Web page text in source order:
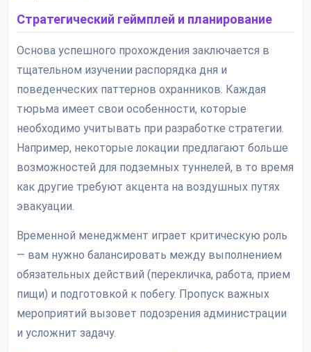
Стратегический геймплей и планирование
Основа успешного прохождения заключается в
тщательном изучении распорядка дня и
поведенческих паттернов охранников. Каждая
тюрьма имеет свои особенности, которые
необходимо учитывать при разработке стратегии.
Например, некоторые локации предлагают больше
возможностей для подземных туннелей, в то время
как другие требуют акцента на воздушных путях
эвакуации.
Временной менеджмент играет критическую роль
— вам нужно балансировать между выполнением
обязательных действий (перекличка, работа, прием
пищи) и подготовкой к побегу. Пропуск важных
мероприятий вызовет подозрения администрации
и усложнит задачу.